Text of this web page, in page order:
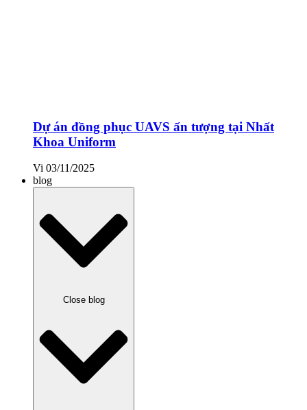
Dự án đồng phục UAVS ấn tượng tại Nhất
Khoa Uniform
Vi 03/11/2025
blog
Close blog